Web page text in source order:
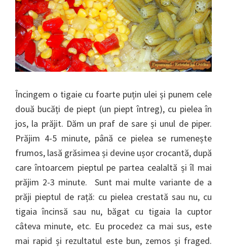
Încingem o tigaie cu foarte puțin ulei și punem cele
două bucăți de piept (un piept întreg), cu pielea în
jos, la prăjit. Dăm un praf de sare și unul de piper.
Prăjim 4-5 minute, până ce pielea se rumenește
frumos, lasă grăsimea și devine ușor crocantă, după
care întoarcem pieptul pe partea cealaltă și îl mai
prăjim 2-3 minute. Sunt mai multe variante de a
prăji pieptul de rață: cu pielea crestată sau nu, cu
tigaia încinsă sau nu, băgat cu tigaia la cuptor
câteva minute, etc. Eu procedez ca mai sus, este
mai rapid și rezultatul este bun, zemos și fraged.